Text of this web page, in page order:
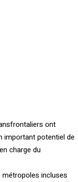
ont
important potentiel de
charge du
métropoles incluses